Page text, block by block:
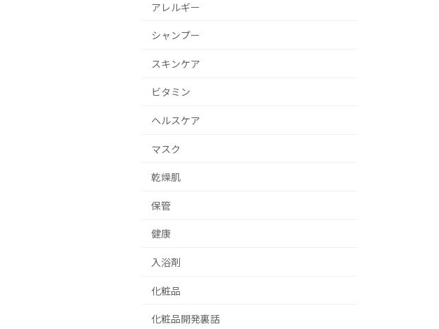
アレルギー
シャンプー
スキンケア
ビタミン
ヘルスケア
マスク
乾燥肌
保管
健康
入浴剤
化粧品
化粧品開発裏話